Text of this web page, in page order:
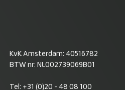
KvK Amsterdam: 40516782
BTW nr: NL002739069B01
Tel: +31 (0)20 - 48 08 100